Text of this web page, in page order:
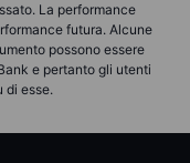
La performance
futura. Alcune
possono essere
e pertanto gli utenti
di esse.